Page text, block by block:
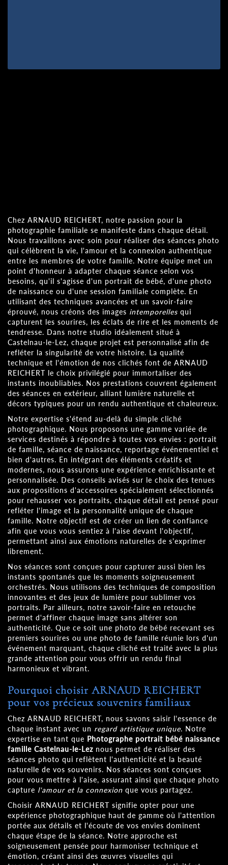
Chez ARNAUD REICHERT, notre passion pour la
photographie familiale se manifeste dans chaque détail.
Nous travaillons avec soin pour réaliser des séances photo
qui célèbrent la vie, l'amour et la connexion authentique
entre les membres de votre famille. Notre équipe met un
point d'honneur à adapter chaque séance selon vos
besoins, qu'il s'agisse d'un portrait de bébé, d'une photo
de naissance ou d'une session familiale complète. En
utilisant des techniques avancées et un savoir-faire
éprouvé, nous créons des images intemporelles qui
capturent les sourires, les éclats de rire et les moments de
tendresse. Dans notre studio idéalement situé à
Castelnau-le-Lez, chaque projet est personnalisé afin de
refléter la singularité de votre histoire. La qualité
technique et l'émotion de nos clichés font de ARNAUD
REICHERT le choix privilégié pour immortaliser des
instants inoubliables. Nos prestations couvrent également
des séances en extérieur, alliant lumière naturelle et
décors typiques pour un rendu authentique et chaleureux.
Notre expertise s'étend au-delà du simple cliché
photographique. Nous proposons une gamme variée de
services destinés à répondre à toutes vos envies : portrait
de famille, séance de naissance, reportage événementiel et
bien d'autres. En intégrant des éléments créatifs et
modernes, nous assurons une expérience enrichissante et
personnalisée. Des conseils avisés sur le choix des tenues
aux propositions d'accessoires spécialement sélectionnés
pour rehausser vos portraits, chaque détail est pensé pour
refléter l'image et la personnalité unique de chaque
famille. Notre objectif est de créer un lien de confiance
afin que vous vous sentiez à l'aise devant l'objectif,
permettant ainsi aux émotions naturelles de s'exprimer
librement.
Nos séances sont conçues pour capturer aussi bien les
instants spontanés que les moments soigneusement
orchestrés. Nous utilisons des techniques de composition
innovantes et des jeux de lumière pour sublimer vos
portraits. Par ailleurs, notre savoir-faire en retouche
permet d'affiner chaque image sans altérer son
authenticité. Que ce soit une photo de bébé recevant ses
premiers sourires ou une photo de famille réunie lors d'un
événement marquant, chaque cliché est traité avec la plus
grande attention pour vous offrir un rendu final
harmonieux et vibrant.
Pourquoi choisir ARNAUD REICHERT
pour vos précieux souvenirs familiaux
Chez ARNAUD REICHERT, nous savons saisir l'essence de
chaque instant avec un regard artistique unique. Notre
expertise en tant que Photographe portrait bébé naissance
famille Castelnau-le-Lez nous permet de réaliser des
séances photo qui reflètent l'authenticité et la beauté
naturelle de vos souvenirs. Nos séances sont conçues
pour vous mettre à l'aise, assurant ainsi que chaque photo
capture l'amour et la connexion que vous partagez.
Choisir ARNAUD REICHERT signifie opter pour une
expérience photographique haut de gamme où l'attention
portée aux détails et l'écoute de vos envies dominent
chaque étape de la séance. Notre approche est
soigneusement pensée pour harmoniser technique et
émotion, créant ainsi des œuvres visuelles qui